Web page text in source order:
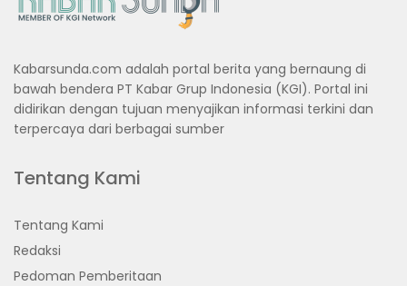
Kabarsunda.com adalah portal berita yang bernaung di
bawah bendera PT Kabar Grup Indonesia (KGI). Portal ini
didirikan dengan tujuan menyajikan informasi terkini dan
terpercaya dari berbagai sumber
Tentang Kami
Tentang Kami
Redaksi
Pedoman Pemberitaan